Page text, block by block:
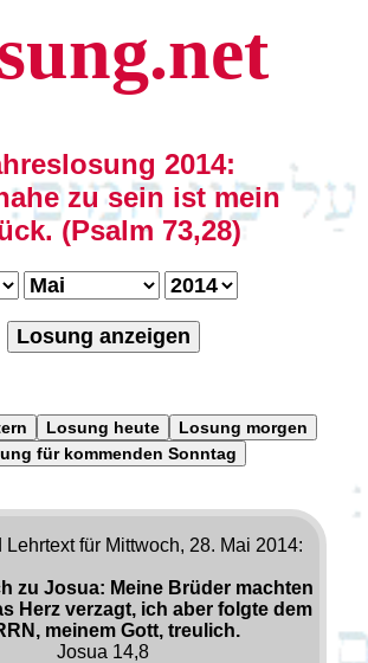
2014:
zu sein ist mein
(Psalm 73,28)
Losung anzeigen
Losung heute
Losung morgen
für kommenden Sonntag
Lehrtext für Mittwoch, 28. Mai 2014:
zu Josua: Meine Brüder machten
Herz verzagt, ich aber folgte dem
meinem Gott, treulich.
Josua 14,8